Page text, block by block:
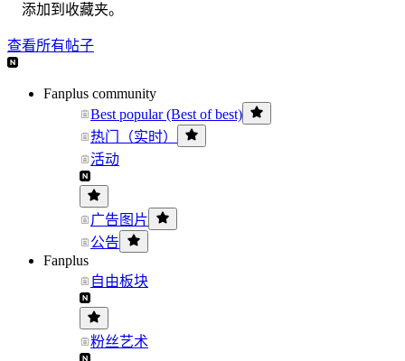
添加到收藏夹。
查看所有帖子
Fanplus community
Best popular (Best of best)
热门（实时）
活动
广告图片
公告
Fanplus
自由板块
粉丝艺术